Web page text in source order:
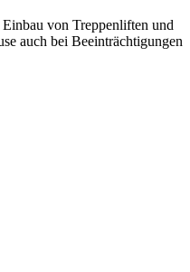
von Treppenliften und
auch bei Beeinträchtigungen